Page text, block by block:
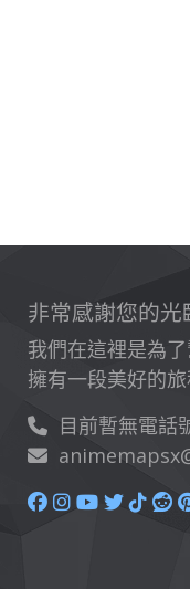
非常感謝您的光
我們在這裡是為
擁有一段美好的旅
目前暫無電話